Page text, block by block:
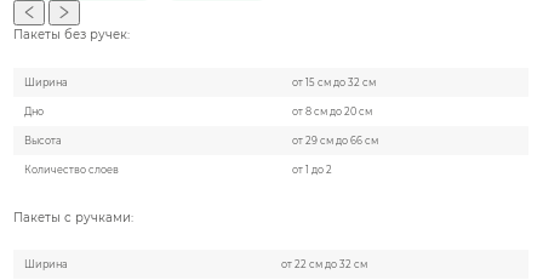
Пакеты без ручек:
Ширина от 15 см до 32 см
Дно от 8 см до 20 см
Высота от 29 см до 66 см
Количество слоев от 1 до 2
Пакеты с ручками:
Ширина от 22 см до 32 см